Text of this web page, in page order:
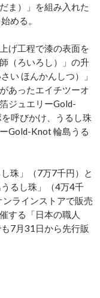
ま）」を組み入れた
める。
げ工程で漆の表面を
（ろいろし）」の升
い ほんかんしつ）」
あったエイチツーオ
ジュエリーGold-
呼びかけ、うるし珠
Gold-Knot 輪島うる
珠」（7万7千円）と
るし珠」（4万4千
ラインストアで販売
する「日本の職人
7月31日から先行販